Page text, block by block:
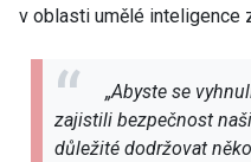
v oblasti umělé inteligence
„Abyste se
zajistili bezpečnost
důležité dodržovat